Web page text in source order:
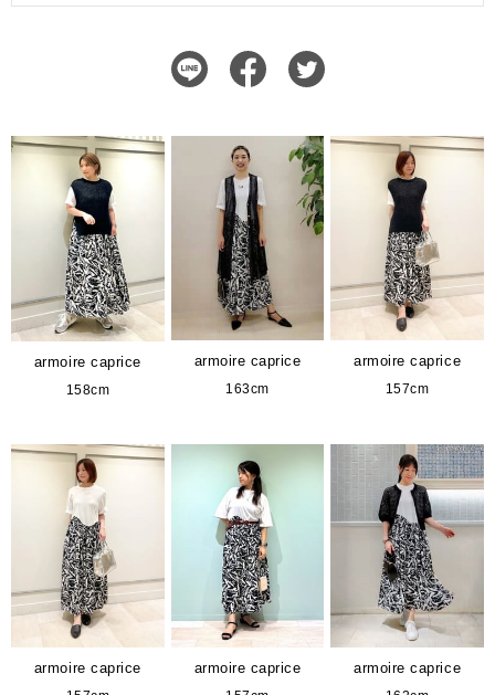
armoire caprice
158cm
armoire caprice
163cm
armoire caprice
157cm
armoire caprice armoire caprice armoire caprice